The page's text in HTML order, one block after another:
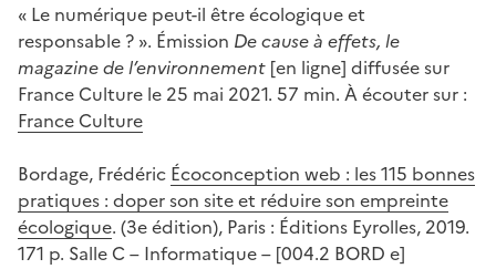
« Le numérique peut-il être écologique et
responsable ? ». Émission De cause à effets, le
magazine de l’environnement [en ligne] diffusée sur
France Culture le 25 mai 2021. 57 min. À écouter sur :
France Culture
Bordage, Frédéric Écoconception web : les 115 bonnes
pratiques : doper son site et réduire son empreinte
écologique. (3e édition), Paris : Éditions Eyrolles, 2019.
171 p. Salle C – Informatique – [004.2 BORD e]